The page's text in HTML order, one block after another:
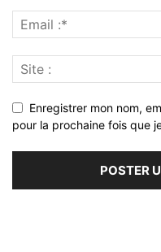
Enregistrer mon nom,
pour la prochaine fois que